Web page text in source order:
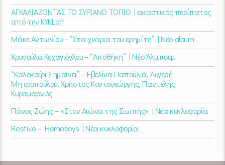
ΑΓΚΑΛΙΑΖΟΝΤΑΣ ΤΟ ΣΥΡΙΑΝΟ ΤΟΠΙΟ | εικαστικός περίπατος
από την KYKLart
Μάκε Αντωνίου – “Στα χνάρια του ερημίτη” | Νέο album
Χρυσούλα Κεχαγιόγλου – “Αποθήκη” | Νέο Άλμπουμ
“Καλοκαίρι Σημαίνει” – Εβελίνα Παπούλια, Λυγερή
Μητροπούλου, Χρήστος Κοντογεώργης, Παντελής
Κυραμαργιός
Πάνος Ζώης – «Στον Αιώνα της Σιωπής» | Νέα κυκλοφορία
Restive – Homeboys | Νέα κυκλοφορία